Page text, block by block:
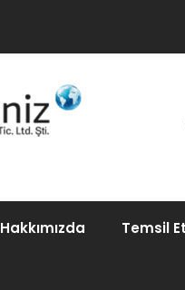
Hakkımızda Temsil